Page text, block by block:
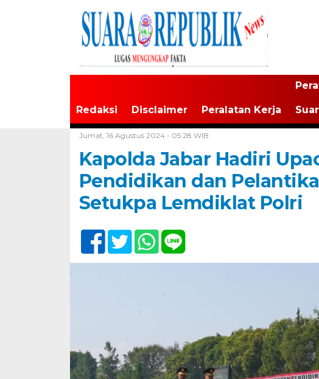
Redaksi Disclaimer Peralatan Kerja
Jumat, 16 Agustus 2024 - 05:28 WIB
Kapolda Jabar Hadiri
Pendidikan dan
Setukpa Lemdiklat Polri